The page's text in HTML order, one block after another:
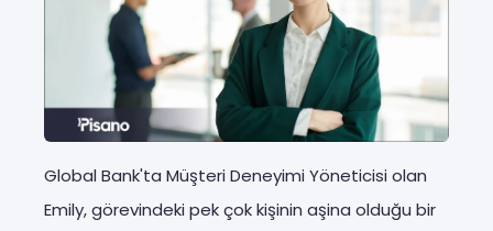
Global Bank'ta Müşteri Deneyimi Yöneticisi olan
Emily, görevindeki pek çok kişinin aşina olduğu bir